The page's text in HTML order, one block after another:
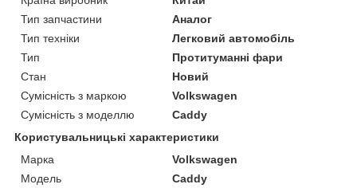
Тип запчастини
Аналог
Тип техніки
Легковий автомобіль
Тип
Протитуманні фари
Стан
Новий
Сумісність з маркою
Volkswagen
Сумісність з моделлю
Caddy
Користувальницькі характеристики
Марка
Volkswagen
Модель
Caddy